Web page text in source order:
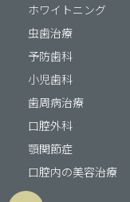
ホワイトニング
虫歯治療
予防歯科
小児歯科
歯周病治療
口腔外科
顎関節症
口腔内の美容治療